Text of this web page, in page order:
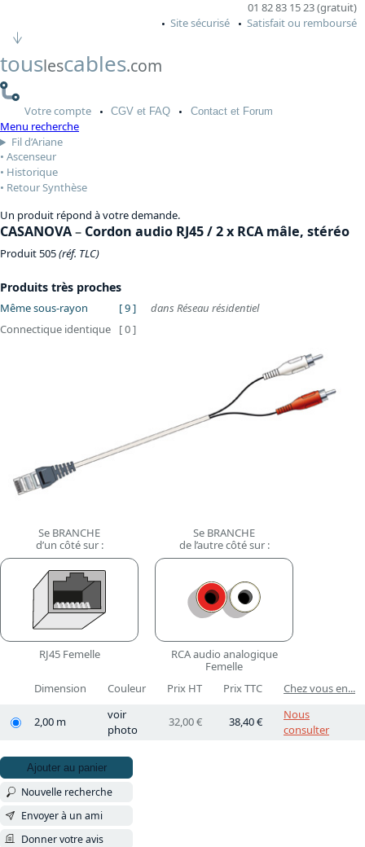
01 82 83 15 23 (gratuit)
Site sécurisé
Satisfait ou remboursé
touslescables.com
Votrecompte CGV et FAQ Contactet Forum
Menu recherche
Fil d’Ariane
Ascenseur
Historique
Retour Synthèse
Un produit répond à votre demande.
CASANOVA– Cordon audio RJ45 / 2 x RCA mâle, stéréo
Produit 505(réf. TLC)
Produits très proches
Même sous-rayon [ 9 ]
dans Réseau résidentiel
Connectique identique
[ 0 ]
Se BRANCHE
d’un côté sur :
RJ45 Femelle
Se BRANCHE
de l’autre côté sur :
RCA audio analogique
Femelle
Dimension
Couleur Prix HT Prix TTC Chez vous en...
2,00 m
voir
photo
32,00 € 38,40 €
Nous
consulter
Ajouter au panier
Nouvelle recherche
Envoyer à un ami
Donner votre avis